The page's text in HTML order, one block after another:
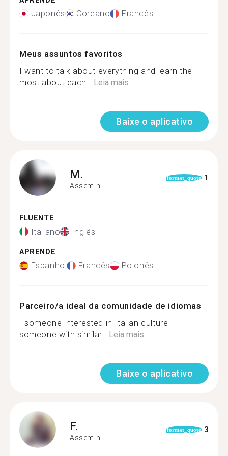
Japonês Coreano Francês
Meus assuntos favoritos
I want to talk about everything and learn the
most about each...Leia mais
Baixe o aplicativo
M.
Assemini
format_quote 1
FLUENTE
Italiano Inglês
APRENDE
Espanhol Francês Polonês
Parceiro/a ideal da comunidade de idiomas
- someone interested in Italian culture -
someone with similar...Leia mais
Baixe o aplicativo
F.
Assemini
format_quote 3